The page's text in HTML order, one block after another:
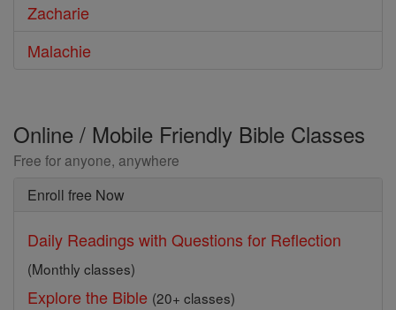
Zacharie
Malachie
Online / Mobile Friendly Bible Classes
Free for anyone, anywhere
Enroll free Now
Daily Readings with Questions for Reflection
(Monthly classes)
Explore the Bible (20+ classes)